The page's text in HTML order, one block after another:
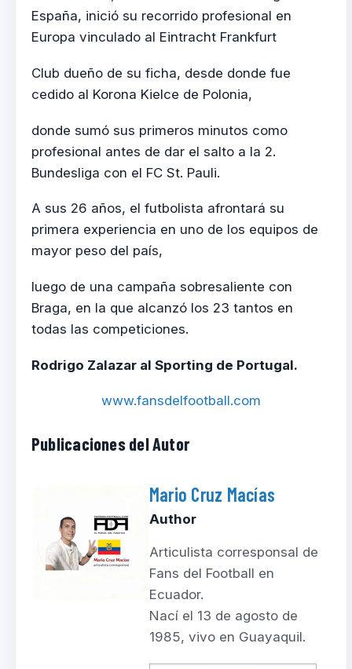
España, inició su recorrido profesional en
Europa vinculado al Eintracht Frankfurt
Club dueño de su ficha, desde donde fue
cedido al Korona Kielce de Polonia,
donde sumó sus primeros minutos como
profesional antes de dar el salto a la 2.
Bundesliga con el FC St. Pauli.
A sus 26 años, el futbolista afrontará su
primera experiencia en uno de los equipos de
mayor peso del país,
luego de una campaña sobresaliente con
Braga, en la que alcanzó los 23 tantos en
todas las competiciones.
Rodrigo Zalazar al Sporting de Portugal.
www.fansdelfootball.com
Publicaciones del Autor
Mario Cruz Macías
Author
Articulista corresponsal de
Fans del Football en
Ecuador.
Nací el 13 de agosto de
1985, vivo en Guayaquil.